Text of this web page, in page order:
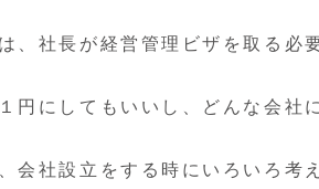
、社長が経営管理ビザを取る必
円にしてもいいし、どんな会
会社設立をする時にいろいろ